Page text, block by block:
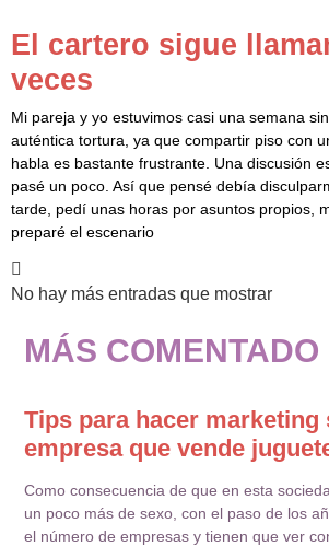
El cartero sigue
veces
Mi pareja y yo estuvimos casi una semana
auténtica tortura, ya que compartir piso con
habla es bastante frustrante. Una discusión
pasé un poco. Así que pensé debía
tarde, pedí unas horas por asuntos propios,
preparé el escenario
No hay más entradas que mostrar
MÁS COMENTADO
Tips para hacer marketing
empresa que vende
Como consecuencia de que en esta
un poco más de sexo, con el paso de los
el número de empresas y tienen que ver